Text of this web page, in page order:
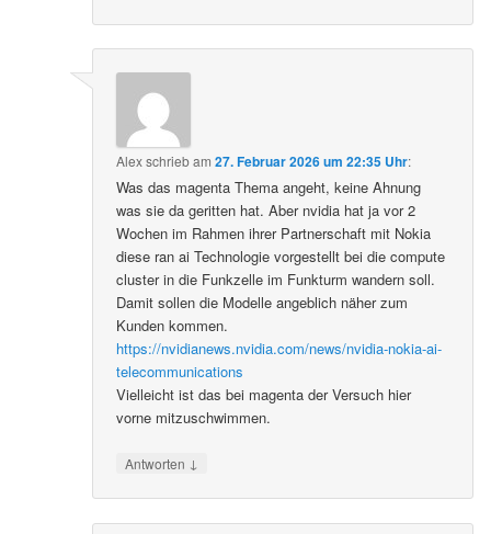
Alexschriebam27. Februar 2026 um 22:35 Uhr:
Was das magenta Thema angeht, keine Ahnung
was sie da geritten hat. Aber nvidia hat ja vor 2
Wochen im Rahmen ihrer Partnerschaft mit Nokia
diese ran ai Technologie vorgestellt bei die compute
cluster in die Funkzelle im Funkturm wandern soll.
Damit sollen die Modelle angeblich näher zum
Kunden kommen.
https://nvidianews.nvidia.com/news/nvidia-nokia-ai-
telecommunications
Vielleicht ist das bei magenta der Versuch hier
vorne mitzuschwimmen.
Antworten ↓